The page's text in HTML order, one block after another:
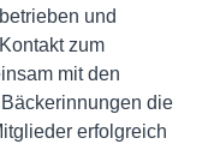
und
zum
mit den
die
erfolgreich